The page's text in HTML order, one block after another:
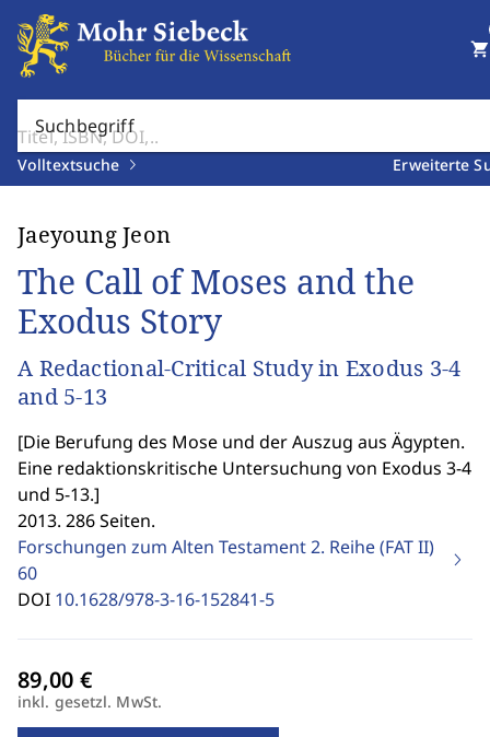
Suchbegriff
Volltextsuche Erweiterte
shopping_cart
Jaeyoung Jeon
The Call of Moses and the
Exodus Story
A Redactional-Critical Study in Exodus 3-4
and 5-13
[Die Berufung des Mose und der Auszug aus Ägypten.
Eine redaktionskritische Untersuchung von Exodus 3-4
und 5-13.]
2013. 286 Seiten.
Forschungen zum Alten Testament 2. Reihe (FAT II)
60
DOI 10.1628/978-3-16-152841-5
inkl. gesetzl. MwSt.